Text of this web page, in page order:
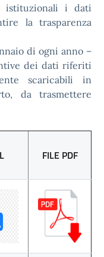
istituzionali i dati
la trasparenza
di ogni anno –
dei dati riferiti
scaricabili in
da trasmettere
FILE PDF